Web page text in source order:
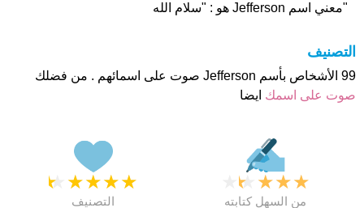
"معني اسم Jefferson هو : "سلام الله
التصنيف
99 الأشخاص بأسم Jefferson صوت على اسمائهم . من فضلك
صوت على اسمك ايضا
★
★
★
★
★
التصنيف
★
★
★
★
من السهل كتابته